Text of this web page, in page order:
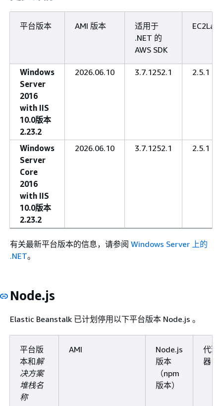
平台版本 AMI 版本
适用于
.NET 的
AWS SDK
Windows
Server
2016
with IIS
10.0版本
2.23.2
2026.06.10 3.7.1252.1 2.5.1
Windows
Server
Core
2016
with IIS
10.0版本
2.23.2
2026.06.10 3.7.1252.1 2.5.1
有关最新平台版本的信息，请参阅 Windows Server 上的
.NET。
Node.js
Elastic Beanstalk 已计划停用以下平台版本 Node.js 。
平台版
本和解
决方案
堆栈名
称
AMI
Node.js
版本
（npm
版本）
代理
器